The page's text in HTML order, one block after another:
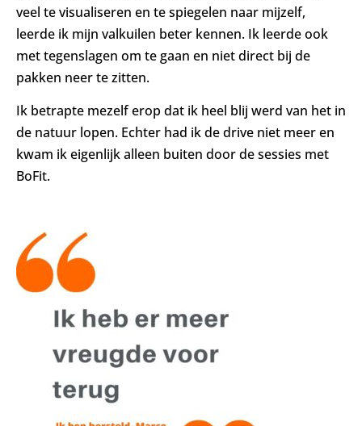
veel te visualiseren en te spiegelen naar mijzelf,
leerde ik mijn valkuilen beter kennen. Ik leerde ook
met tegenslagen om te gaan en niet direct bij de
pakken neer te zitten.
Ik betrapte mezelf erop dat ik heel blij werd van het in
de natuur lopen. Echter had ik de drive niet meer en
kwam ik eigenlijk alleen buiten door de sessies met
BoFit.